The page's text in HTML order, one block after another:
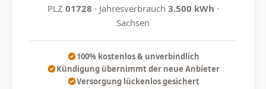
PLZ 01728 · Jahresverbrauch 3.500 kWh ·
Sachsen
100% kostenlos & unverbindlich
Kündigung übernimmt der neue Anbieter
Versorgung lückenlos gesichert